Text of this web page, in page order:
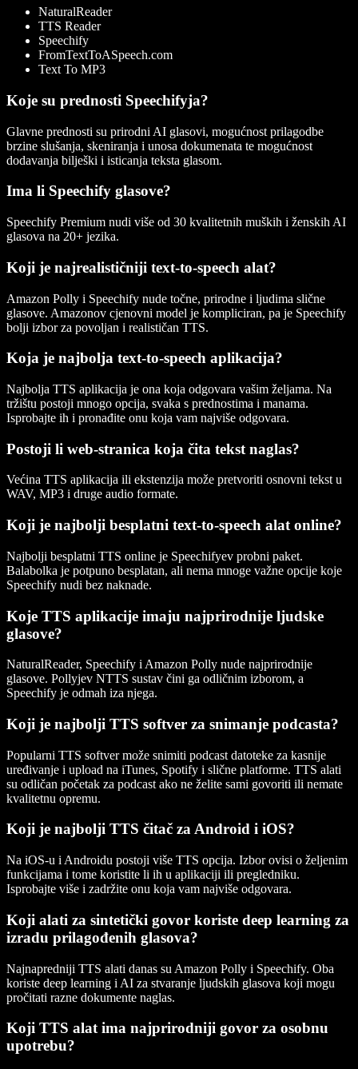
NaturalReader
TTS Reader
Speechify
FromTextToASpeech.com
Text To MP3
Koje su prednosti Speechifyja?
Glavne prednosti su prirodni AI glasovi, mogućnost prilagodbe
brzine slušanja, skeniranja i unosa dokumenata te mogućnost
dodavanja bilješki i isticanja teksta glasom.
Ima li Speechify glasove?
Speechify Premium nudi više od 30 kvalitetnih muških i ženskih AI
glasova na 20+ jezika.
Koji je najrealističniji text-to-speech alat?
Amazon Polly i Speechify nude točne, prirodne i ljudima slične
glasove. Amazonov cjenovni model je kompliciran, pa je Speechify
bolji izbor za povoljan i realističan TTS.
Koja je najbolja text-to-speech aplikacija?
Najbolja TTS aplikacija je ona koja odgovara vašim željama. Na
tržištu postoji mnogo opcija, svaka s prednostima i manama.
Isprobajte ih i pronađite onu koja vam najviše odgovara.
Postoji li web-stranica koja čita tekst naglas?
Većina TTS aplikacija ili ekstenzija može pretvoriti osnovni tekst u
WAV, MP3 i druge audio formate.
Koji je najbolji besplatni text-to-speech alat online?
Najbolji besplatni TTS online je Speechifyev probni paket.
Balabolka je potpuno besplatan, ali nema mnoge važne opcije koje
Speechify nudi bez naknade.
Koje TTS aplikacije imaju najprirodnije ljudske
glasove?
NaturalReader, Speechify i Amazon Polly nude najprirodnije
glasove. Pollyjev NTTS sustav čini ga odličnim izborom, a
Speechify je odmah iza njega.
Koji je najbolji TTS softver za snimanje podcasta?
Popularni TTS softver može snimiti podcast datoteke za kasnije
uređivanje i upload na iTunes, Spotify i slične platforme. TTS alati
su odličan početak za podcast ako ne želite sami govoriti ili nemate
kvalitetnu opremu.
Koji je najbolji TTS čitač za Android i iOS?
Na iOS-u i Androidu postoji više TTS opcija. Izbor ovisi o željenim
funkcijama i tome koristite li ih u aplikaciji ili pregledniku.
Isprobajte više i zadržite onu koja vam najviše odgovara.
Koji alati za sintetički govor koriste deep learning za
izradu prilagođenih glasova?
Najnapredniji TTS alati danas su Amazon Polly i Speechify. Oba
koriste deep learning i AI za stvaranje ljudskih glasova koji mogu
pročitati razne dokumente naglas.
Koji TTS alat ima najprirodniji govor za osobnu
upotrebu?